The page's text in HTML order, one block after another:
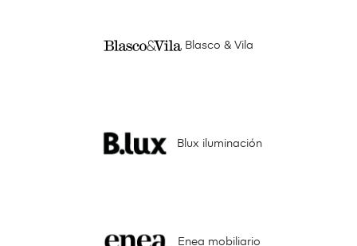
Blasco & Vila
Blux iluminación
Enea mobiliario